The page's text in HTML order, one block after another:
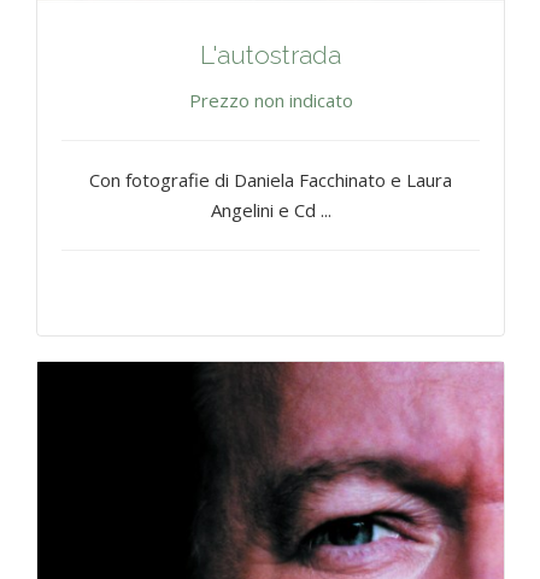
L'autostrada
Prezzo non indicato
Con fotografie di Daniela Facchinato e Laura
Angelini e Cd ...